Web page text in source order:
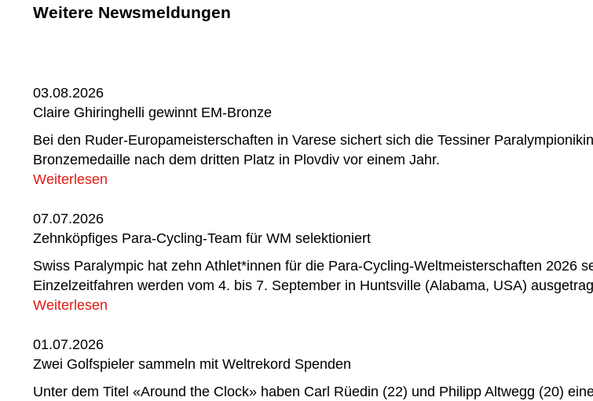
Weitere Newsmeldungen
03.08.2026
Claire Ghiringhelli gewinnt EM-Bronze
Bei den Ruder-Europameisterschaften in Varese sichert sich die Tessiner
Bronzemedaille nach dem dritten Platz in Plovdiv vor einem Jahr.
Weiterlesen
07.07.2026
Zehnköpfiges Para-Cycling-Team für WM selektioniert
Swiss Paralympic hat zehn Athlet*innen für die Para-Cycling-Weltmeisterschaften 2026
Einzelzeitfahren werden vom 4. bis 7. September in Huntsville (Alabama, USA)
Weiterlesen
01.07.2026
Zwei Golfspieler sammeln mit Weltrekord Spenden
Unter dem Titel «Around the Clock» haben Carl Rüedin (22) und Philipp Altwegg (20)